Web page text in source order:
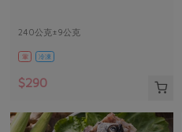
調理食材・點心
調味醬料/南北貨
保健食品
醬料
湯品．鍋物
合作25-精選產品第三彈
更多當季產品
議題活動
減硝酸鹽
減添加物
自主把關
檢驗報告
硝酸鹽檢驗
240公克±9公克
葷 冷凍
$290